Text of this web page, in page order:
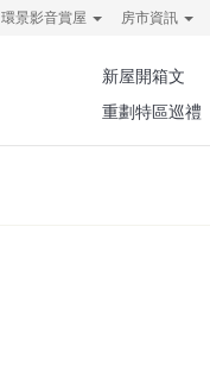
環景影音賞屋 房市資訊
新屋開箱文
重劃特區巡禮